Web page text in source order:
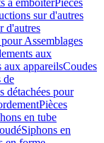
à emboîterPièces
sur d'autres
d'autres
Assemblages
aux
aux appareilsCoudes
de
détachées pour
Pièces
en tube
Siphons en